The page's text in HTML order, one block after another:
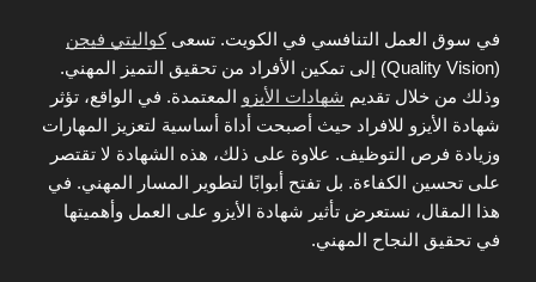
في سوق العمل التنافسي في الكويت. تسعىكواليتي فيجن
(Quality Vision) إلى تمكين الأفراد من تحقيق التميز المهني.
وذلك من خلال تقديم شهادات الأيزو المعتمدة. في الواقع، تؤثر
شهادة الأيزو للافراد حيث أصبحت أداة أساسية لتعزيز المهارات
وزيادة فرص التوظيف. علاوة على ذلك، هذه الشهادة لا تقتصر
على تحسين الكفاءة. بل تفتح أبوابًا لتطوير المسار المهني. في
هذا المقال، نستعرض تأثير شهادة الأيزو على العمل وأهميتها
في تحقيق النجاح المهني.